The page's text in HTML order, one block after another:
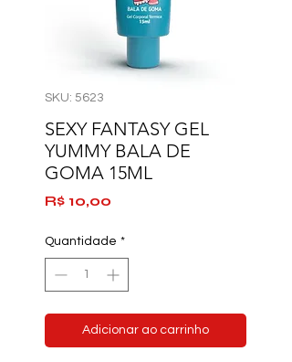
SKU: 5623
SEXY FANTASY GEL
YUMMY BALA DE
GOMA 15ML
R$ 10,00
Quantidade *
Adicionar ao carrinho